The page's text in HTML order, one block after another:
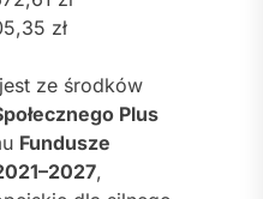
zł
ze środków
Plus
Fundusze
,